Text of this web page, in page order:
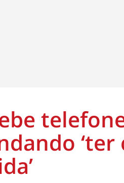
‘ter